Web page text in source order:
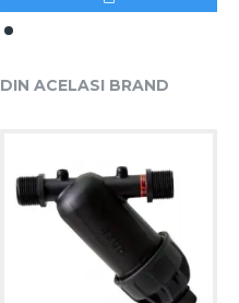
DIN ACELASI BRAND